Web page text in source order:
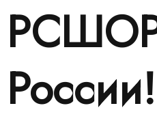
РСШОР
России!